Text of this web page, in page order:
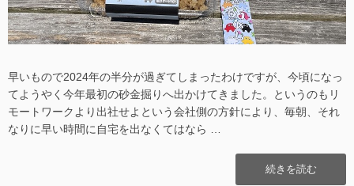
早いもので2024年の半分が過ぎてしまったわけですが、今頃になっ
てようやく今年最初の砂金掘りへ出かけてきました。というのもリ
モートワークより出社せよという会社側の方針により、毎朝、それ
なりに早い時間に自宅を出なくてはなら …
“丹
続きを読む